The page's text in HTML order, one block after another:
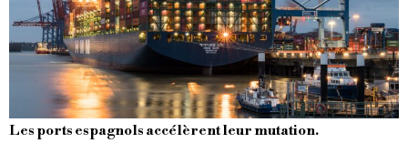
Les ports espagnols accélèrent leur mutation.